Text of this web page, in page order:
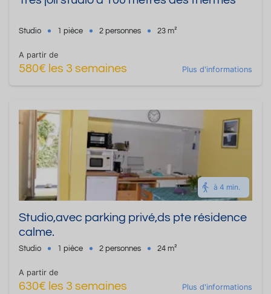
Studio 1 pièce 2 personnes 23 m²
A partir de
580€ les 3 semaines Plus d'informations
à 4 min.
Studio,avec parking privé,ds pte résidence
calme.
Studio 1 pièce 2 personnes 24 m²
A partir de
630€ les 3 semaines Plus d'informations